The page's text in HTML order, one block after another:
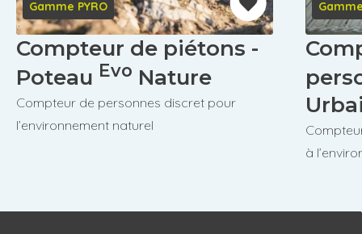
Gamme PYRO
Compteur de piétons -
Poteau Evo Nature
Compteur de personnes discret pour
l’environnement naturel
à